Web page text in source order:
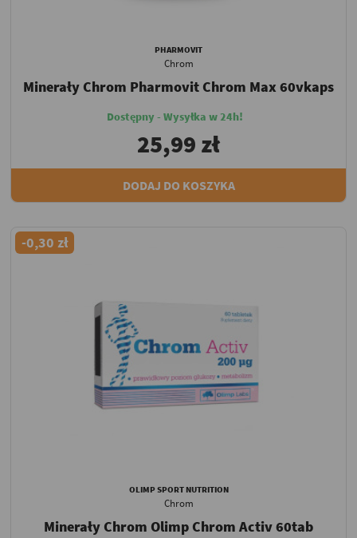
PHARMOVIT
Chrom
Minerały Chrom Pharmovit Chrom Max 60vkaps
Dostępny - Wysyłka w 24h!
25,99 zł
DODAJ DO KOSZYKA
-0,30 zł
OLIMP SPORT NUTRITION
Chrom
Minerały Chrom Olimp Chrom Activ 60tab